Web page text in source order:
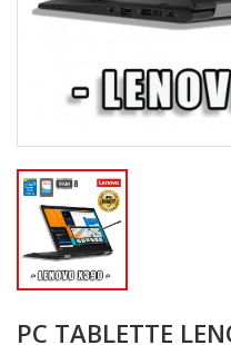
PC TABLETTE